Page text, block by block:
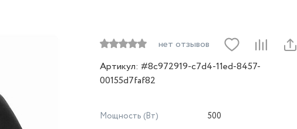
нет отзывов
Артикул: #8c972919-c7d4-11ed-8457-
00155d7faf82
Мощность (Вт)
500